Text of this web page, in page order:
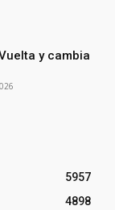
y cambia
5957
4898